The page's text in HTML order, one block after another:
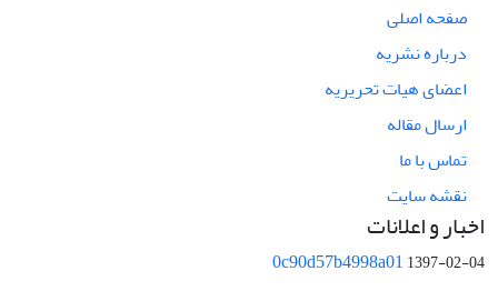
صفحه اصلی
درباره نشریه
اعضای هیات تحریریه
ارسال مقاله
تماس با ما
نقشه سایت
اخبار و اعلانات
0c90d57b4998a011397-02-04